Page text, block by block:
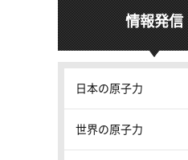
情報発信
日本の原子力
世界の原子力